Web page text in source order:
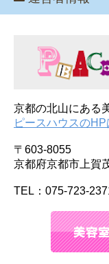
京都の北山にある
ピースハウスのHP
〒603-8055
京都府京都市上賀
TEL：075-723-